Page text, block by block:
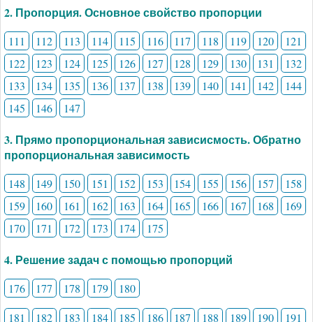
2. Пропорция. Основное свойство пропорции
111 112 113 114 115 116 117 118 119 120
121
122
123 124 125 126 127 128 129 130 131
132
133
134 135 136 137 138 139 140 141 142
144
145
146 147
3. Прямо пропорциональная зависисмость. Обратно
пропорциональная зависимость
148 149 150 151 152 153 154 155 156 157
158
159
160 161 162 163 164 165 166 167 168
169
170
171 172 173 174 175
4. Решение задач с помощью пропорций
176 177 178 179
180
181
182 183 184 185 186 187 188 189 190
191